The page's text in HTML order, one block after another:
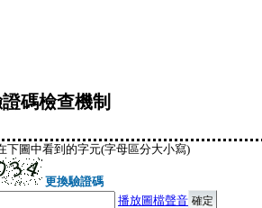
碼檢查機制
下圖中看到的字元(字母區分大小寫)
更換驗證碼
播放圖檔聲音